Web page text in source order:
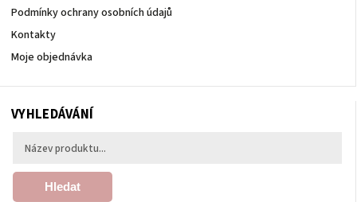
Podmínky ochrany osobních údajů
Kontakty
Moje objednávka
VYHLEDÁVÁNÍ
Hledat